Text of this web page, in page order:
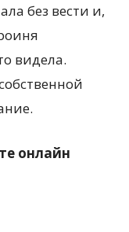
без вести и,
видела.
онлайн